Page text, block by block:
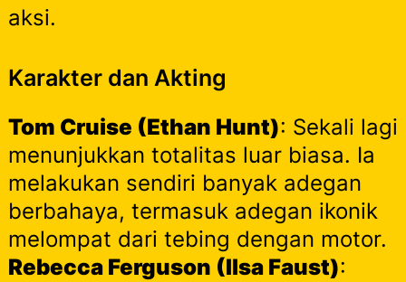
aksi.
Karakter dan Akting
Tom Cruise (Ethan Hunt): Sekali lagi
menunjukkan totalitas luar biasa. Ia
melakukan sendiri banyak adegan
berbahaya, termasuk adegan ikonik
melompat dari tebing dengan motor.
Rebecca Ferguson (Ilsa Faust):